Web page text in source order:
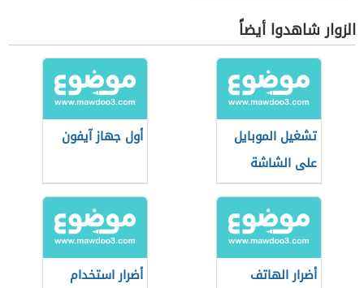
الزوار شاهدوا أيضاً
تشغيل الموبايل
على الشاشة
أول جهاز آيفون
أضرار الهاتف
أضرار استخدام